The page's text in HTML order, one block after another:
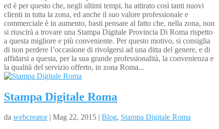
ed è per questo che, negli ultimi tempi, ha attirato così tanti nuovi
clienti in tutta la zona, ed anche il suo valore professionale e
commerciale è in aumento, basti pensare al fatto che, nella zona, non
si riuscirà a trovare una Stampa Digitale Provincia Di Roma rispetto
a questa migliore e più conveniente. Per questo motivo, si consiglia
di non perdere l’occasione di rivolgersi ad una ditta del genere, e di
affidarsi a questa, per la sua grande professionalità, la convenienza e
la qualità del servizio offerto, in zona Roma...
Stampa Digitale Roma
da webcreator| Mag 22, 2015 | Blog, Stampa Digitale Roma